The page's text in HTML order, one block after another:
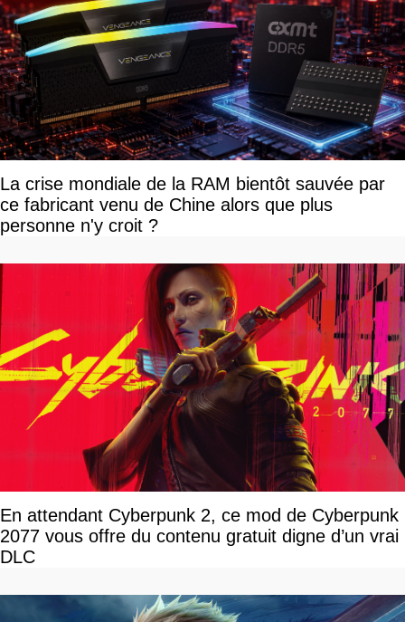
La crise mondiale de la RAM bientôt sauvée par
ce fabricant venu de Chine alors que plus
personne n'y croit ?
En attendant Cyberpunk 2, ce mod de Cyberpunk
2077 vous offre du contenu gratuit digne d’un vrai
DLC